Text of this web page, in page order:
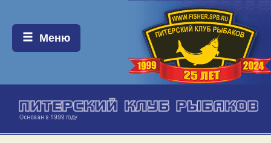
Меню:
Меню